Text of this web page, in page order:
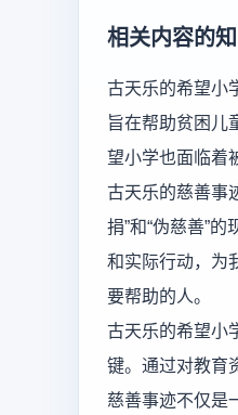
相关内容的知
古天乐的希望小
旨在帮助贫困儿
望小学也面临着
古天乐的慈善事
捐”和“伪慈善”
和实际行动，为
要帮助的人。
古天乐的希望小
键。通过对教育
慈善事迹不仅是